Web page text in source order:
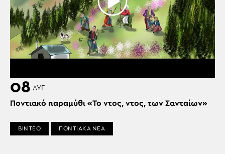
08 ΑΥΓ
Ποντιακό παραμύθι «Το ντος, ντος, των Σανταίων»
ΒΙΝΤΕΟ ΠΟΝΤΙΑΚΑ ΝΕΑ